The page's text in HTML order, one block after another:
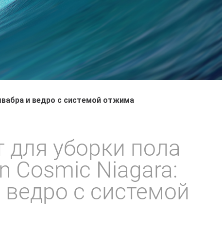
и ведро с системой отжима
для уборки пола
Cosmic Niagara:
с системой